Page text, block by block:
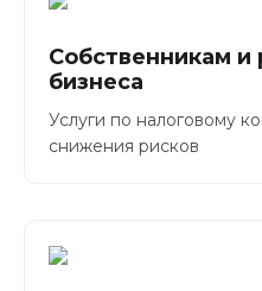
Собственникам и
бизнеса
Услуги по налоговому
снижения рисков